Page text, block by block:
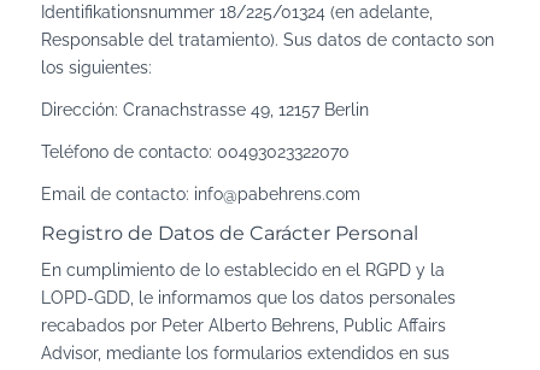
Identifikationsnummer 18/225/01324(en adelante,
Responsable del tratamiento). Sus datos de contacto son
los siguientes:
Dirección: Cranachstrasse 49, 12157 Berlin
Teléfono de contacto: 00493023322070
Email de contacto: info@pabehrens.com
Registro de Datos de Carácter Personal
En cumplimiento de lo establecido en el RGPD y la
LOPD-GDD, le informamos que los datos personales
recabados por Peter Alberto Behrens, Public Affairs
Advisor, mediante los formularios extendidos en sus